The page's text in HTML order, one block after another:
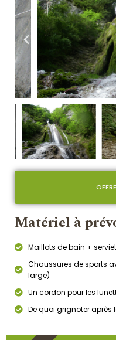
Matériel à
Maillots de bain +
Chaussures de sports
large)
Un cordon pour les
De quoi grignoter après